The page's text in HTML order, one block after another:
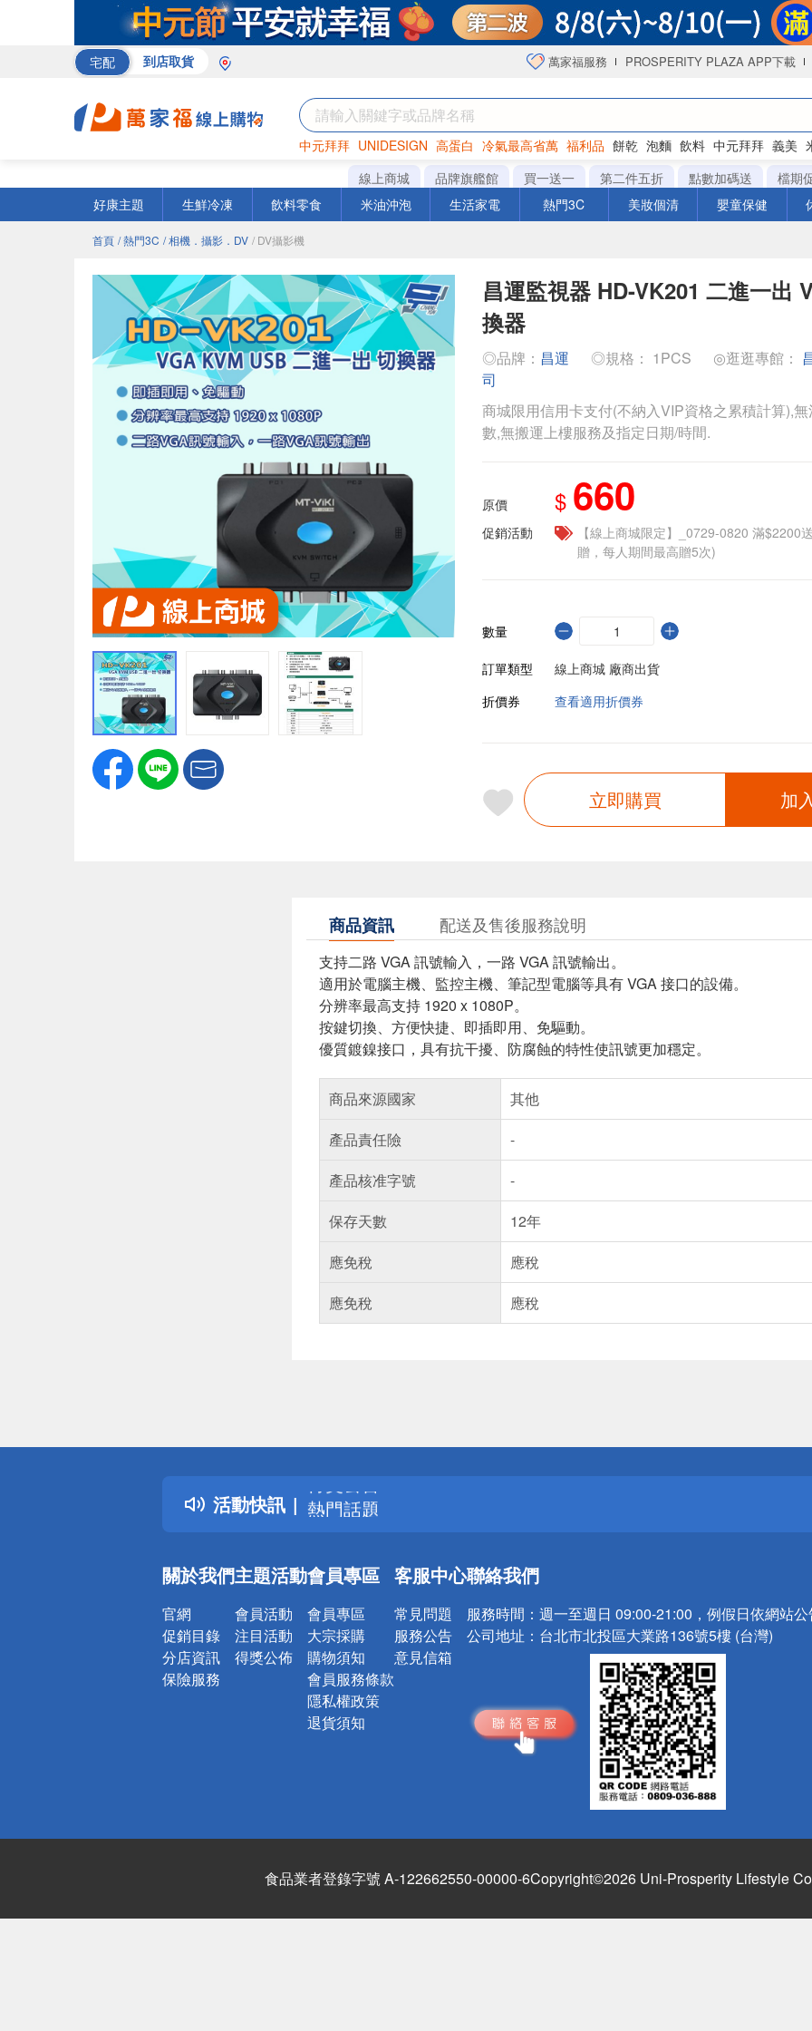
宅配 到店取貨 萬家福服務 PROSPERITY PLAZA APP下載
中元拜拜 UNIDESIGN 高蛋白 冷氣最高省萬 福利品 餅乾 泡麵 飲料 中元拜拜 義美
罐頭 咖啡 海苔
線上商城 品牌旗艦館 買一送一 第二件五折 點數加碼送 檔期
好康主題
生鮮冷凍 飲料零食 米油沖泡 生活家電 熱門3C 美妝個清 嬰童保健
首頁 / 熱門3C / 相機．攝影．DV / DV攝影機
昌運監視器 HD-VK201 二進一出
換器
◎品牌： 昌運 ◎規格： 1PCS ◎逛逛專館：
司
商城限用信用卡支付(不納入VIP資格之累積計算),
數,無搬運上樓服務及指定日期/時間.
原價 $ 660
促銷活動
【線上商城限定】_0729-0820 滿$2200
贈，每人期間最高贈5次)
數量
訂單類型
線上商城 廠商出貨
折價券
查看適用折價券
立即購買 加
商品資訊 配送及售後服務說明
支持二路 VGA 訊號輸入，一路 VGA 訊號輸出。
適用於電腦主機、監控主機、筆記型電腦等具有 VGA 接口的設備。
分辨率最高支持 1920 x 1080P。
按鍵切換、方便快捷、即插即用、免驅動。
優質鍍鎳接口，具有抗干擾、防腐蝕的特性使訊號更加穩定。
商品來源國家
其他
產品責任險
-
產品核准字號
-
保存天數
12年
應免稅
應稅
應免稅
應稅
活動快訊
詐騙網頁！請小心！
得獎公告
熱門話題
銀行優惠
詐騙網頁！請小心！
關於我們
官網
促銷目錄
分店資訊
保險服務
主題活動
會員活動
注目活動
得獎公佈
會員專區
會員專區
大宗採購
購物須知
會員服務條款
隱私權政策
退貨須知
客服中心
常見問題
服務公告
意見信箱
聯絡我們
服務時間： 週一至週日 09:00-21:00，例假日依網站
公司地址： 台北市北投區大業路136號5樓 (台灣)
食品業者登錄字號 A-122662550-00000-6Copyright©2026 Uni-Prosperity Lifestyle